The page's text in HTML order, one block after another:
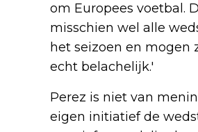
om Europees voetbal.
misschien wel alle
het seizoen en mogen
echt belachelijk.'
Perez is niet van
eigen initiatief de